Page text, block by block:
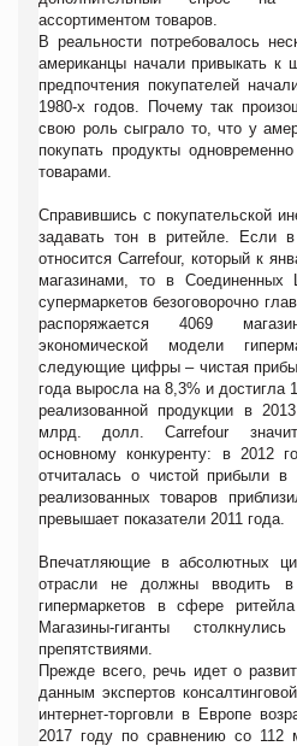
ассортиментом товаров.
В реальности потребовалось
американцы начали привыкать к
предпочтения покупателей
1980-х годов. Почему так
свою роль сыграло то, что у
покупать продукты
товарами.
Справившись с покупательской
задавать тон в ритейле. Если
относится Carrefour, который к
магазинами, то в Соединенных
супермаркетов безоговорочно
распоряжается 4069
экономической модели
следующие цифры – чистая
года выросла на 8,3% и
реализованной продукции в
млрд. долл. Carrefour
основному конкуренту: в 2012
отчиталась о чистой прибыли
реализованных товаров
превышает показатели 2011 года.
Впечатляющие в абсолютных
отрасли не должны вводить
гипермаркетов в сфере
Магазины-гиганты
препятствиями.
Прежде всего, речь идет о
данным экспертов
интернет-торговли в Европе
2017 году по сравнению со